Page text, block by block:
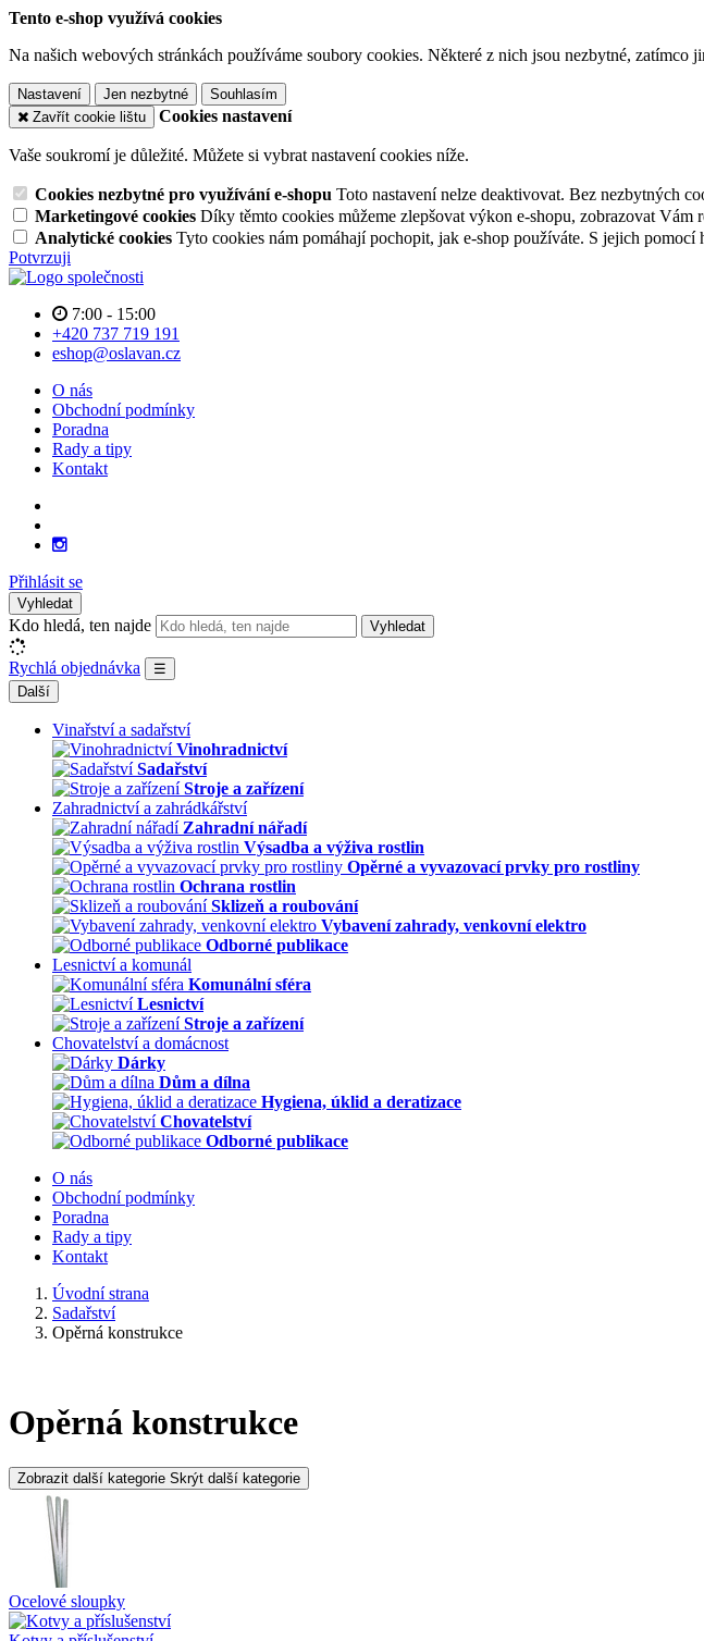
Tento e-shop využívá cookies
Na našich webových stránkách používáme soubory cookies. Některé z nich jsou nezbytné,
Nastavení Jen nezbytné
Souhlasím
Zavřít cookie lištu
Cookies nastavení
Vaše soukromí je důležité. Můžete si vybrat nastavení cookies níže.
Cookies nezbytné pro využívání e-shopu Toto nastavení nelze deaktivovat. Bez nezbytných
Marketingové cookies Díky těmto cookies můžeme zlepšovat výkon e-shopu, zobrazovat
Analytické cookies Tyto cookies nám pomáhají pochopit, jak e-shop používáte. S jejich pomocí
Potvrzuji
7:00 - 15:00
+420 737 719 191
eshop@oslavan.cz
O nás
Obchodní podmínky
Poradna
Rady a tipy
Kontakt
Přihlásit se
Vyhledat
Kdo hledá, ten najde Vyhledat
Rychlá objednávka
☰
Další
Vinařství a sadařství
Vinohradnictví
Sadařství
Stroje a zařízení
Zahradnictví a zahrádkářství
Zahradní nářadí
Výsadba a výživa rostlin
Opěrné a vyvazovací prvky pro rostliny
Ochrana rostlin
Sklizeň a roubování
Vybavení zahrady, venkovní elektro
Odborné publikace
Lesnictví a komunál
Komunální sféra
Lesnictví
Stroje a zařízení
Chovatelství a domácnost
Dárky
Dům a dílna
Hygiena, úklid a deratizace
Chovatelství
Odborné publikace
O nás
Obchodní podmínky
Poradna
Rady a tipy
Kontakt
Úvodní strana
Sadařství
Opěrná konstrukce
Opěrná konstrukce
Zobrazit další kategorie Skrýt další kategorie
Ocelové sloupky